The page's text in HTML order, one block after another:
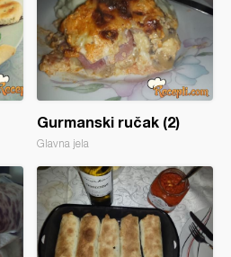
Gurmanski ručak (2)
Glavna jela